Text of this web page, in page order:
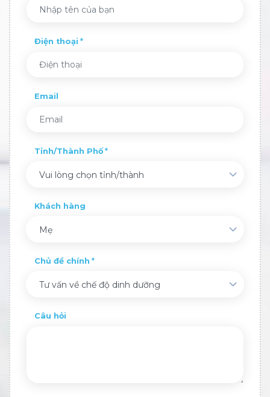
Điện thoại
Email
Tỉnh/Thành Phố
Vui lòng chọn tỉnh/thành
Khách hàng
Mẹ
Chủ đề chính
Tư vấn về chế độ dinh dưỡng
Câu hỏi